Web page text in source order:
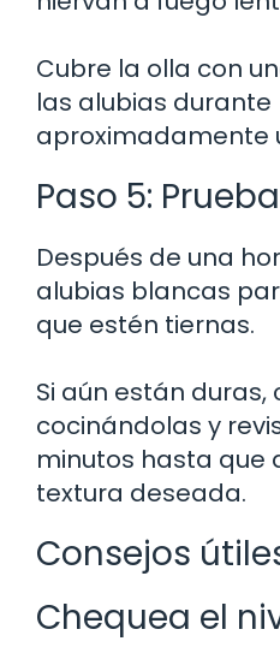
Cubre la olla con
las alubias durante
aproximadamente
Paso 5:
Después de una
alubias blancas
que estén tiernas.
Si aún están duras,
cocinándolas y
minutos hasta que
textura deseada.
Consejos
Chequea el